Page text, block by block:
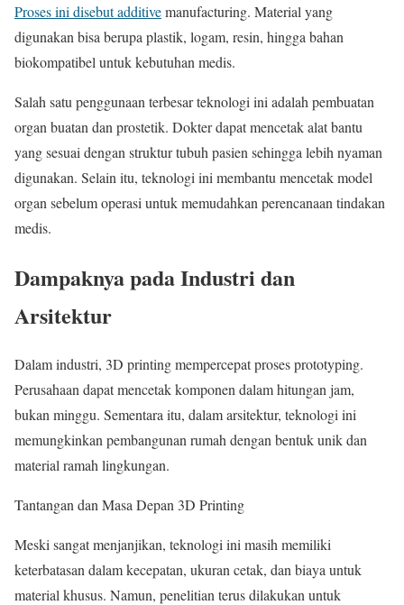
Proses ini disebut additivemanufacturing. Material yang
digunakan bisa berupa plastik, logam, resin, hingga bahan
biokompatibel untuk kebutuhan medis.
Salah satu penggunaan terbesar teknologi ini adalah pembuatan
organ buatan dan prostetik. Dokter dapat mencetak alat bantu
yang sesuai dengan struktur tubuh pasien sehingga lebih nyaman
digunakan. Selain itu, teknologi ini membantu mencetak model
organ sebelum operasi untuk memudahkan perencanaan tindakan
medis.
Dampaknya pada Industri dan
Arsitektur
Dalam industri, 3D printing mempercepat proses prototyping.
Perusahaan dapat mencetak komponen dalam hitungan jam,
bukan minggu. Sementara itu, dalam arsitektur, teknologi ini
memungkinkan pembangunan rumah dengan bentuk unik dan
material ramah lingkungan.
Tantangan dan Masa Depan 3D Printing
Meski sangat menjanjikan, teknologi ini masih memiliki
keterbatasan dalam kecepatan, ukuran cetak, dan biaya untuk
material khusus. Namun, penelitian terus dilakukan untuk